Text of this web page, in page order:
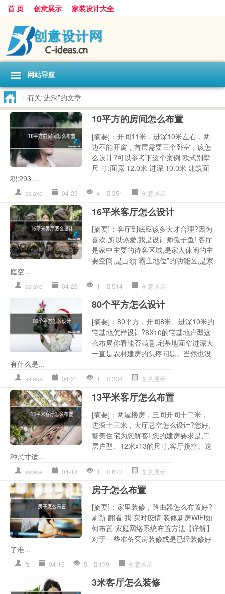
首 页 创意展示 家装设计大全
网站导航
> 有关“进深”的文章
10平方的房间怎么布置
[摘要]：开间11米，进深10米左右，两
边不能开窗，首层需要三个卧室，该怎
么设计?可以参考下这个案例 欧式别墅
尺 寸:面宽 12.0米 进深 10.0米 建筑面
积:293....
sslake 04-23 4 351 创意展示
16平米客厅怎么设计
[摘要]：客厅到底应该多大才合理?因为
喜欢,所以热爱,我是设计师兔子鱼! 客厅
是家中主要的待客区域,是家人休闲的主
要空间,是占领“霸主地位”的功能区,是家
庭空...
sslake 04-23 1 514 创意展示
80个平方怎么设计
[摘要]：80平方，开间8米、进深10米的
宅基地怎样设计?8X10的宅基地户型这
么布局你看能否满意,宅基地面窄进深大
一直是农村建房的头疼问题。当然也没
有什么是...
sslake 04-21 1 338 创意展示
13平米客厅怎么布置
[摘要]：两屋楼房，三间开间十二米，
进深十三米，大厅悬空怎么设计?您好,
智美住宅为您解答! 您的建房要求是,二
层户型、12米x13的尺寸,客厅挑空。这
种尺寸适...
sslake 04-18 1 873 创意展示
房子怎么布置
[摘要]：家里装修，路由器怎么布置好?
刷新 翻看 我 实时疫情 装修新房WiFi如
何布置 家庭网络系统布置方法【详解】
对于一些准备买房装修或是已经装修好
了准...
fz 04-15 5 199 创意展示
3米客厅怎么装修